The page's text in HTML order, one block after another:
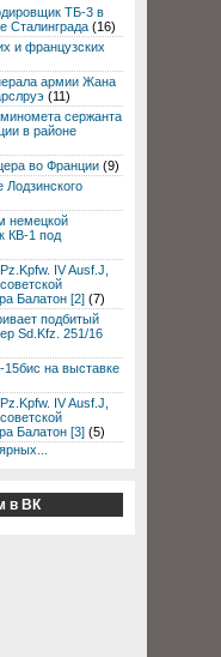
ТБ-3 в
Сталинграда (16)
и французских
армии Жана
(11)
сержанта
в районе
во Франции (9)
Лодзинского
немецкой
КВ-1 под
IV Ausf.J,
Балатон [2] (7)
подбитый
Sd.Kfz. 251/16
на выставке
IV Ausf.J,
Балатон [3] (5)
в ВК